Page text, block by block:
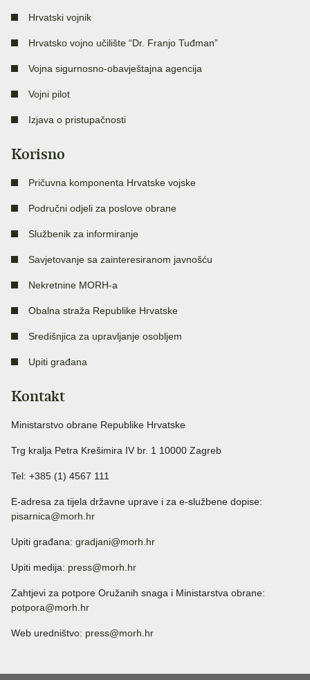
Hrvatski vojnik
Hrvatsko vojno učilište “Dr. Franjo Tuđman”
Vojna sigurnosno-obavještajna agencija
Vojni pilot
Izjava o pristupačnosti
Korisno
Pričuvna komponenta Hrvatske vojske
Područni odjeli za poslove obrane
Službenik za informiranje
Savjetovanje sa zainteresiranom javnošću
Nekretnine MORH-a
Obalna straža Republike Hrvatske
Središnjica za upravljanje osobljem
Upiti građana
Kontakt
Ministarstvo obrane Republike Hrvatske
Trg kralja Petra Krešimira IV br. 1 10000 Zagreb
Tel: +385 (1) 4567 111
E-adresa za tijela državne uprave i za e-službene dopise:
pisarnica@morh.hr
Upiti građana: gradjani@morh.hr
Upiti medija: press@morh.hr
Zahtjevi za potpore Oružanih snaga i Ministarstva obrane:
potpora@morh.hr
Web uredništvo: press@morh.hr